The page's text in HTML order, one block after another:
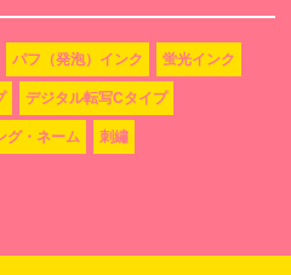
パフ（発泡）インク 蛍光インク
デジタル転写Cタイプ
グ・ネーム 刺繡